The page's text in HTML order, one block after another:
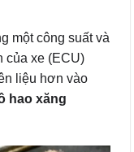
một công suất và
của xe (ECU)
liệu hơn vào
hao xăng